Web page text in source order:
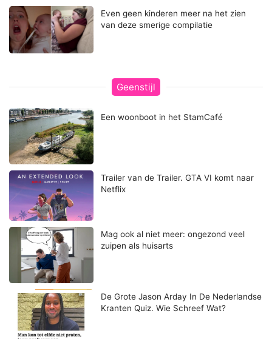
Even geen kinderen meer na het zien
van deze smerige compilatie
Geenstijl
Een woonboot in het StamCafé
Trailer van de Trailer. GTA VI komt naar
Netflix
Mag ook al niet meer: ongezond veel
zuipen als huisarts
De Grote Jason Arday In De Nederlandse
Kranten Quiz. Wie Schreef Wat?